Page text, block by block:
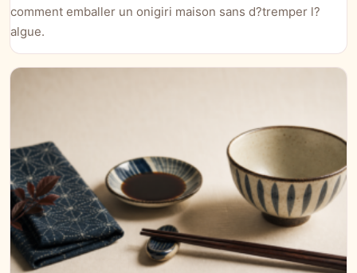
comment emballer un onigiri maison sans d?tremper l?
algue.